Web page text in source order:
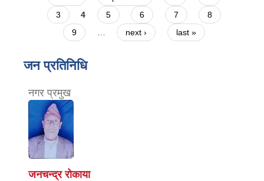
3
4 5 6 7
8
9
… next › last »
जन प्रतिनिधि
नगर प्रमुख
जनचन्द्र रोकाया